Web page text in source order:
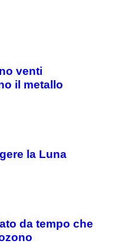
venti
il metallo
la Luna
da tempo che